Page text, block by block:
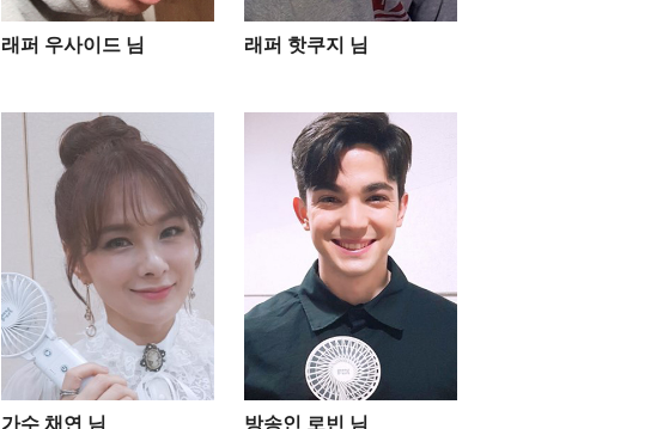
래퍼 우사이드 님 래퍼 핫쿠지 님
가수 채연 님 방송인 로빈 님